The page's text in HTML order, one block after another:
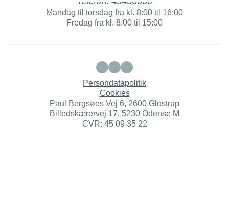
Mandag til torsdag fra kl. 8:00 til 16:00
Fredag fra kl. 8:00 til 15:00
Persondatapolitik
Cookies
Paul Bergsøes Vej 6, 2600 Glostrup
Billedskærervej 17, 5230 Odense M
CVR: 45 09 35 22